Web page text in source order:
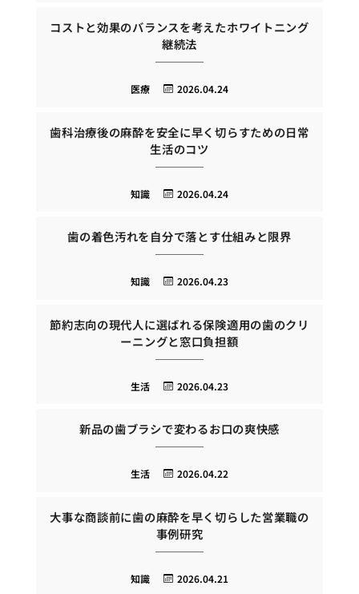
コストと効果のバランスを考えたホワイトニング
継続法
2026.04.24
医療
歯科治療後の麻酔を安全に早く切らすための日常
生活のコツ
2026.04.24
知識
歯の着色汚れを自分で落とす仕組みと限界
2026.04.23
知識
節約志向の現代人に選ばれる保険適用の歯のクリ
ーニングと窓口負担額
2026.04.23
生活
新品の歯ブラシで変わるお口の爽快感
2026.04.22
生活
大事な商談前に歯の麻酔を早く切らした営業職の
事例研究
2026.04.21
知識